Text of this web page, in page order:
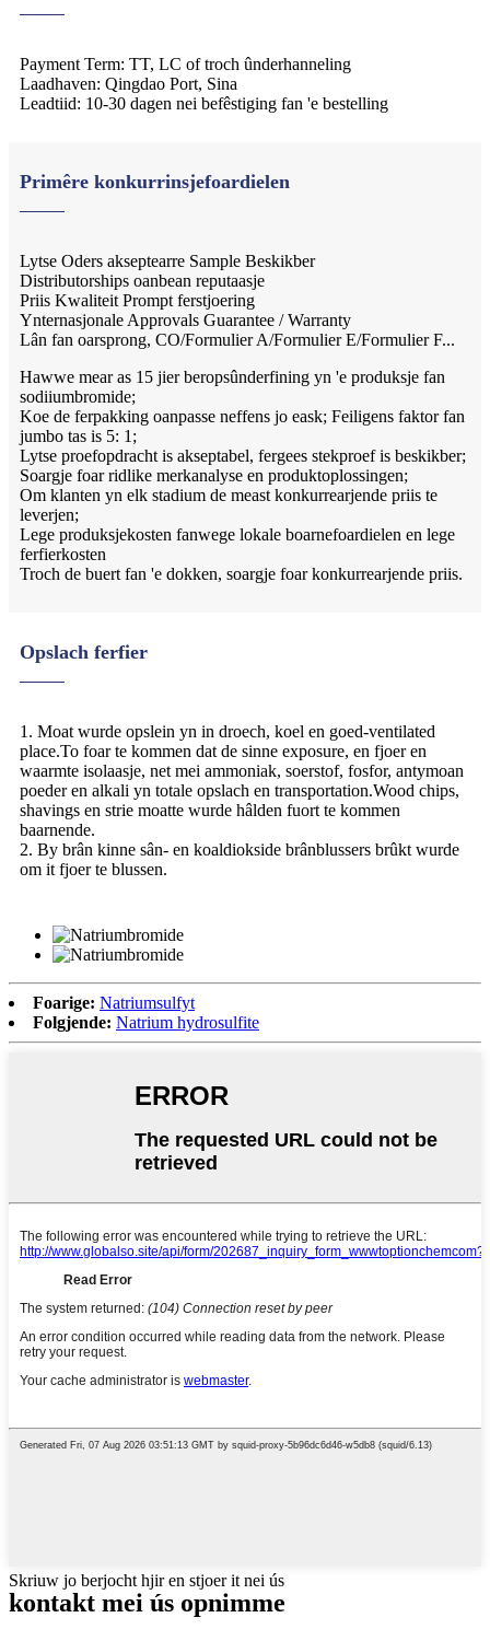
Payment Term: TT, LC of troch ûnderhanneling
Laadhaven: Qingdao Port, Sina
Leadtiid: 10-30 dagen nei befêstiging fan 'e bestelling
Primêre konkurrinsjefoardielen
Lytse Oders akseptearre Sample Beskikber
Distributorships oanbean reputaasje
Priis Kwaliteit Prompt ferstjoering
Ynternasjonale Approvals Guarantee / Warranty
Lân fan oarsprong, CO/Formulier A/Formulier E/Formulier F...
Hawwe mear as 15 jier beropsûnderfining yn 'e produksje fan
sodiiumbromide;
Koe de ferpakking oanpasse neffens jo eask; Feiligens faktor fan
jumbo tas is 5: 1;
Lytse proefopdracht is akseptabel, fergees stekproef is beskikber;
Soargje foar ridlike merkanalyse en produktoplossingen;
Om klanten yn elk stadium de meast konkurrearjende priis te
leverjen;
Lege produksjekosten fanwege lokale boarnefoardielen en lege
ferfierkosten
Troch de buert fan 'e dokken, soargje foar konkurrearjende priis.
Opslach ferfier
1. Moat wurde opslein yn in droech, koel en goed-ventilated
place.To foar te kommen dat de sinne exposure, en fjoer en
waarmte isolaasje, net mei ammoniak, soerstof, fosfor, antymoan
poeder en alkali yn totale opslach en transportation.Wood chips,
shavings en strie moatte wurde hâlden fuort te kommen
baarnende.
2. By brân kinne sân- en koaldiokside brânblussers brûkt wurde
om it fjoer te blussen.
Foarige: Natriumsulfyt
Folgjende: Natrium hydrosulfite
Skriuw jo berjocht hjir en stjoer it nei ús
kontakt mei ús opnimme